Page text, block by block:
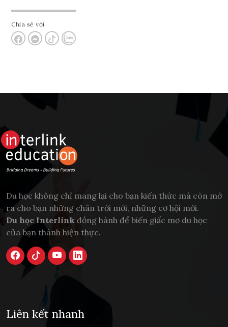
Chia sẻ với
Du học không chỉ mang lại cho bạn kiến thức mà còn mở
ra cho bạn những chân trời mới, những cơ hội mới.
Du học Interlink đồng hành để biến giấc mơ du học
của bạn thành hiện thực.
Liên kết nhanh